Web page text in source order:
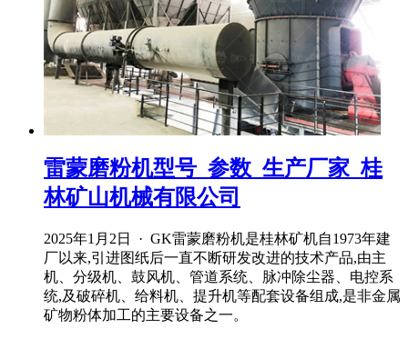
雷蒙磨粉机型号_参数_生产厂家_桂
林矿山机械有限公司
2025年1月2日 · GK雷蒙磨粉机是桂林矿机自1973年建
厂以来,引进图纸后一直不断研发改进的技术产品,由主
机、分级机、鼓风机、管道系统、脉冲除尘器、电控系
统,及破碎机、给料机、提升机等配套设备组成,是非金属
矿物粉体加工的主要设备之一。